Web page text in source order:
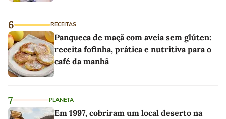
6 RECEITAS
Panqueca de maçã com aveia sem glúten:
receita fofinha, prática e nutritiva para o
café da manhã
7 PLANETA
Em 1997, cobriram um local deserto na